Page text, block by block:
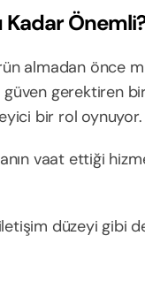
Kadar
almadan önce
gerektiren
bir rol oynuyor.
vaat ettiği
düzeyi gibi